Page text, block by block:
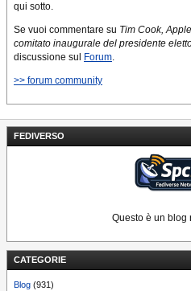
FEDIVERSO
Questo è un blog
CATEGORIE
Blog (931)
qui sotto.
Se vuoi commentare su Tim Cook,
comitato inaugurale del presidente
discussione sul
Forum.
>> forum community